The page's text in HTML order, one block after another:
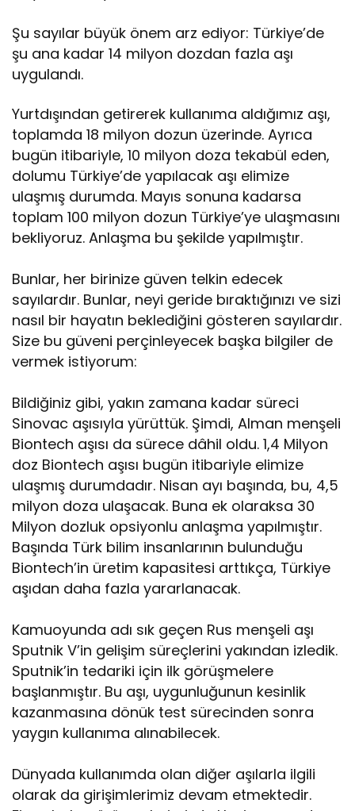
Şu sayılar büyük önem arz ediyor: Türkiye’de
şu ana kadar 14 milyon dozdan fazla aşı
uygulandı.
Yurtdışından getirerek kullanıma aldığımız aşı,
toplamda 18 milyon dozun üzerinde. Ayrıca
bugün itibariyle, 10 milyon doza tekabül eden,
dolumu Türkiye’de yapılacak aşı elimize
ulaşmış durumda. Mayıs sonuna kadarsa
toplam 100 milyon dozun Türkiye’ye ulaşmasını
bekliyoruz. Anlaşma bu şekilde yapılmıştır.
Bunlar, her birinize güven telkin edecek
sayılardır. Bunlar, neyi geride bıraktığınızı ve sizi
nasıl bir hayatın beklediğini gösteren sayılardır.
Size bu güveni perçinleyecek başka bilgiler de
vermek istiyorum:
Bildiğiniz gibi, yakın zamana kadar süreci
Sinovac aşısıyla yürüttük. Şimdi, Alman menşeli
Biontech aşısı da sürece dâhil oldu. 1,4 Milyon
doz Biontech aşısı bugün itibariyle elimize
ulaşmış durumdadır. Nisan ayı başında, bu, 4,5
milyon doza ulaşacak. Buna ek olaraksa 30
Milyon dozluk opsiyonlu anlaşma yapılmıştır.
Başında Türk bilim insanlarının bulunduğu
Biontech’in üretim kapasitesi arttıkça, Türkiye
aşıdan daha fazla yararlanacak.
Kamuoyunda adı sık geçen Rus menşeli aşı
Sputnik V’in gelişim süreçlerini yakından izledik.
Sputnik’in tedariki için ilk görüşmelere
başlanmıştır. Bu aşı, uygunluğunun kesinlik
kazanmasına dönük test sürecinden sonra
yaygın kullanıma alınabilecek.
Dünyada kullanımda olan diğer aşılarla ilgili
olarak da girişimlerimiz devam etmektedir.